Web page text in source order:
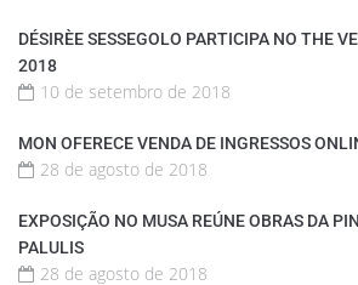
DÉSIRÈE SESSEGOLO PARTICIPA NO THE
2018
10 de setembro de 2018
MON OFERECE VENDA DE INGRESSOS
28 de agosto de 2018
EXPOSIÇÃO NO MUSA REÚNE OBRAS DA
PALULIS
28 de agosto de 2018